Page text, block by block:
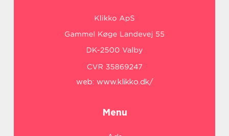
web: www.klikko.dk/
Menu